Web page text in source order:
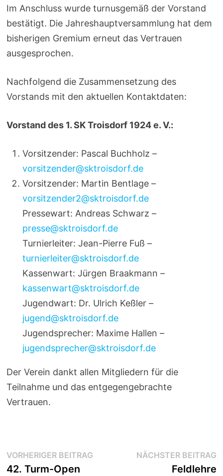
Im Anschluss wurde turnusgemäß der Vorstand
bestätigt. Die Jahreshauptversammlung hat dem
bisherigen Gremium erneut das Vertrauen
ausgesprochen.
Nachfolgend die Zusammensetzung des
Vorstands mit den aktuellen Kontaktdaten:
Vorstand des 1. SK Troisdorf 1924 e. V.:
Vorsitzender: Pascal Buchholz –
vorsitzender@sktroisdorf.de
Vorsitzender: Martin Bentlage –
vorsitzender2@sktroisdorf.de
Pressewart: Andreas Schwarz –
presse@sktroisdorf.de
Turnierleiter: Jean-Pierre Fuß –
turnierleiter@sktroisdorf.de
Kassenwart: Jürgen Braakmann –
kassenwart@sktroisdorf.de
Jugendwart: Dr. Ulrich Keßler –
jugend@sktroisdorf.de
Jugendsprecher: Maxime Hallen –
jugendsprecher@sktroisdorf.de
Der Verein dankt allen Mitgliedern für die
Teilnahme und das entgegengebrachte
Vertrauen.
Beitragsnavigation
VORHERIGER BEITRAGVorheriger
42. Turm-Open
NÄCHSTER BEITRAG
Feldlehre